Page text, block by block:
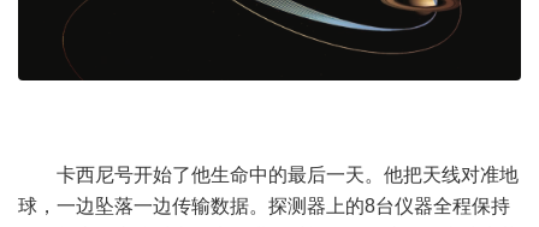
卡西尼号开始了他生命中的最后一天。他把天线对准地
球，一边坠落一边传输数据。探测器上的8台仪器全程保持